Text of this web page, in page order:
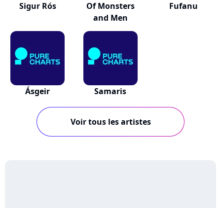
Sigur Rós
Of Monsters
and Men
Fufanu
Ásgeir Samaris
Voir tous les artistes